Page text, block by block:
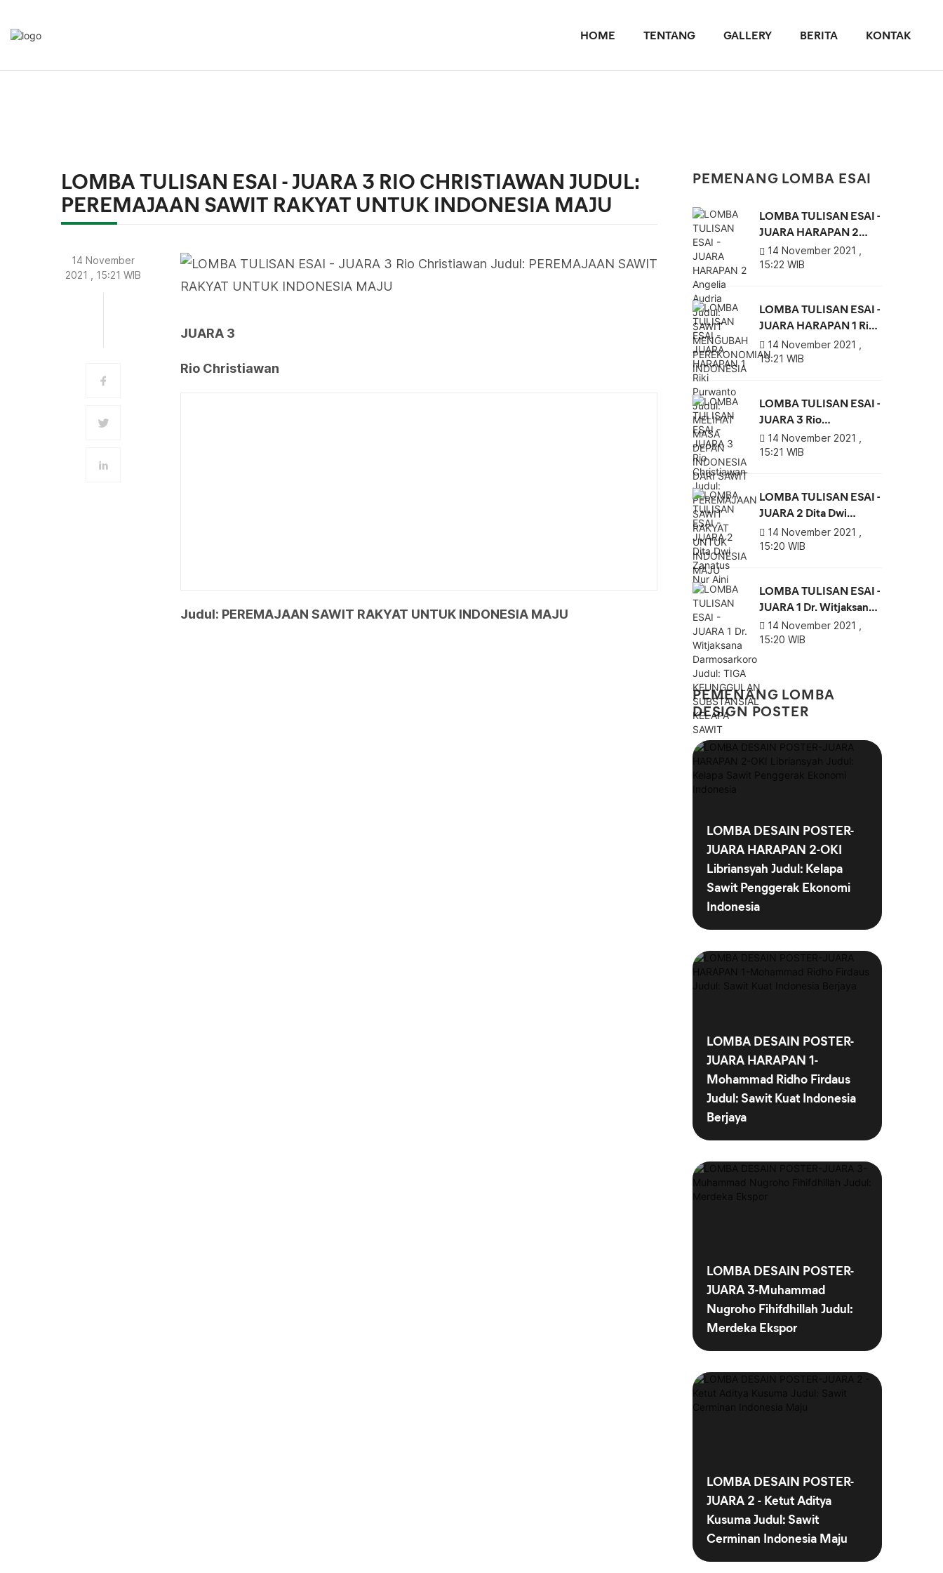
HOME TENTANG GALLERY BERITA KONTAK
LOMBA TULISAN ESAI - JUARA 3 RIO CHRISTIAWAN JUDUL:
PEREMAJAAN SAWIT RAKYAT UNTUK INDONESIA MAJU
14 November
2021 , 15:21 WIB
JUARA 3
Rio Christiawan
Judul: PEREMAJAAN SAWIT RAKYAT UNTUK INDONESIA MAJU
PEMENANG LOMBA ESAI
LOMBA TULISAN ESAI -
JUARA HARAPAN 2
Angelia Audria Judul:
SAWIT MENGUBAH
14 November 2021 ,
15:22 WIB
LOMBA TULISAN ESAI -
JUARA HARAPAN 1 Riki
Purwanto Judul:
MELIHAT MASA DEPAN
14 November 2021 ,
15:21 WIB
LOMBA TULISAN ESAI -
JUARA 3 Rio
Christiawan Judul:
PEREMAJAAN SAWIT
14 November 2021 ,
15:21 WIB
LOMBA TULISAN ESAI -
JUARA 2 Dita Dwi
Zanatus Nur Aini
14 November 2021 ,
15:20 WIB
LOMBA TULISAN ESAI -
JUARA 1 Dr. Witjaksana
Darmosarkoro Judul:
TIGA KEUNGGULAN
14 November 2021 ,
15:20 WIB
PEMENANG LOMBA
DESIGN POSTER
LOMBA DESAIN POSTER-
JUARA HARAPAN 2-OKI
Libriansyah Judul: Kelapa
Sawit Penggerak Ekonomi
Indonesia
LOMBA DESAIN POSTER-
JUARA HARAPAN 1-
Mohammad Ridho Firdaus
Judul: Sawit Kuat Indonesia
Berjaya
LOMBA DESAIN POSTER-
JUARA 3-Muhammad
Nugroho Fihifdhillah Judul:
Merdeka Ekspor
LOMBA DESAIN POSTER-
JUARA 2 - Ketut Aditya
Kusuma Judul: Sawit
Cerminan Indonesia Maju